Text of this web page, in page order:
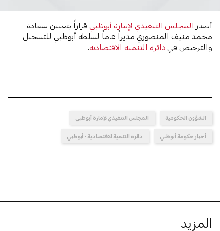
أصدر المجلس التنفيذي لإمارة أبوظبي قراراً بتعيين سعادة
محمد منيف المنصوري مديراً عاماً لسلطة أبوظبي للتسجيل
والترخيص في دائرة التنمية الاقتصادية.
الشؤون الحكومية المجلس التنفيذي لإمارة أبوظبي
أخبار حكومة أبوظبي دائرة التنمية الاقتصادية - أبوظبي
المزيد